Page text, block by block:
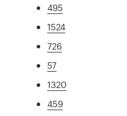
495
1524
726
57
1320
459